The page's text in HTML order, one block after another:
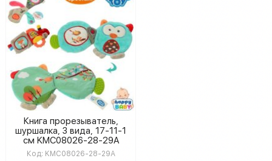
Книга прорезыватель,
шуршалка, 3 вида, 17-11-1
см KMC08026-28-29A
Код: KMC08026-28-29A